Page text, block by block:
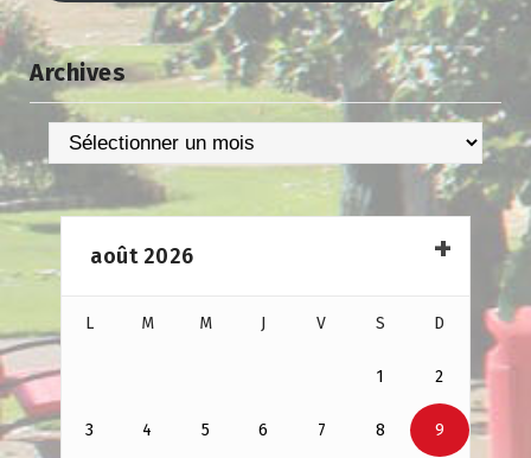
Archives
Archives
août 2026
L M M J V S D
1 2
3 4 5 6 7 8 9